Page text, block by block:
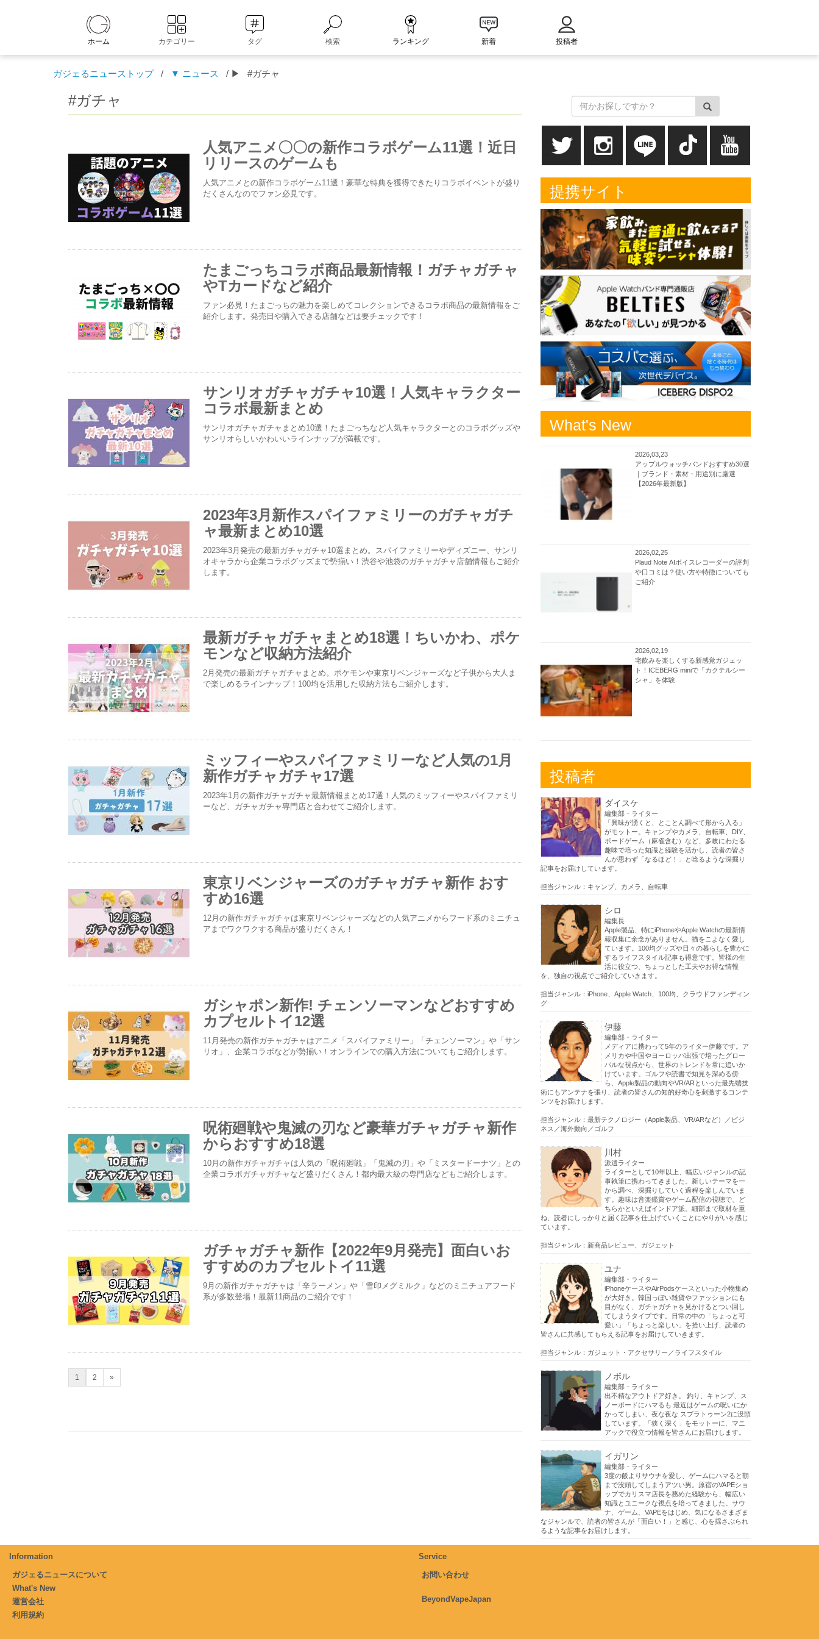
ホーム カテゴリー タグ 検索 ランキング 新着 投稿者
ガジェるニューストップ / ▼ ニュース / ▶ #ガチャ
#ガチャ
人気アニメ〇〇の新作コラボゲーム11選！近日
リリースのゲームも
人気アニメとの新作コラボゲーム11選！豪華な特典を獲得できたりコラボイベントが盛り
だくさんなのでファン必見です。
たまごっちコラボ商品最新情報！ガチャガチャ
やTカードなど紹介
ファン必見！たまごっちの魅力を楽しめてコレクションできるコラボ商品の最新情報をご
紹介します。発売日や購入できる店舗などは要チェックです！
サンリオガチャガチャ10選！人気キャラクター
コラボ最新まとめ
サンリオガチャガチャまとめ10選！たまごっちなど人気キャラクターとのコラボグッズや
サンリオらしいかわいいラインナップが満載です。
2023年3月新作スパイファミリーのガチャガチ
ャ最新まとめ10選
2023年3月発売の最新ガチャガチャ10選まとめ。スパイファミリーやディズニー、サンリ
オキャラから企業コラボグッズまで勢揃い！渋谷や池袋のガチャガチャ店舗情報もご紹介
します。
最新ガチャガチャまとめ18選！ちいかわ、ポケ
モンなど収納方法紹介
2月発売の最新ガチャガチャまとめ。ポケモンや東京リベンジャーズなど子供から大人ま
で楽しめるラインナップ！100均を活用した収納方法もご紹介します。
ミッフィーやスパイファミリーなど人気の1月
新作ガチャガチャ17選
2023年1月の新作ガチャガチャ最新情報まとめ17選！人気のミッフィーやスパイファミリ
ーなど、ガチャガチャ専門店と合わせてご紹介します。
東京リベンジャーズのガチャガチャ新作 おす
すめ16選
12月の新作ガチャガチャは東京リベンジャーズなどの人気アニメからフード系のミニチュ
アまでワクワクする商品が盛りだくさん！
ガシャポン新作! チェンソーマンなどおすすめ
カプセルトイ12選
11月発売の新作ガチャガチャはアニメ「スパイファミリー」「チェンソーマン」や「サン
リオ」、企業コラボなどが勢揃い！オンラインでの購入方法についてもご紹介します。
呪術廻戦や鬼滅の刃など豪華ガチャガチャ新作
からおすすめ18選
10月の新作ガチャガチャは人気の「呪術廻戦」「鬼滅の刃」や「ミスタードーナツ」との
企業コラボガチャガチャなど盛りだくさん！都内最大級の専門店などもご紹介します。
ガチャガチャ新作【2022年9月発売】面白いお
すすめのカプセルトイ11選
9月の新作ガチャガチャは「辛ラーメン」や「雪印メグミルク」などのミニチュアフード
系が多数登場！最新11商品のご紹介です！
1 2 »
提携サイト
What's New
2026,03,23
アップルウォッチバンドおすすめ30選
｜ブランド・素材・用途別に厳選
【2026年最新版】
2026,02,25
Plaud Note AIボイスレコーダーの評判
や口コミは？使い方や特徴についても
ご紹介
2026,02,19
宅飲みを楽しくする新感覚ガジェッ
ト！ICEBERG miniで「カクテルシー
シャ」を体験
投稿者
ダイスケ
編集部・ライター
「興味が湧くと、とことん調べて形から入る」
がモットー。キャンプやカメラ、自転車、DIY、
ボードゲーム（麻雀含む）など、多岐にわたる
趣味で培った知識と経験を活かし、読者の皆さ
んが思わず「なるほど！」と唸るような深掘り
記事をお届けしています。
担当ジャンル：キャンプ、カメラ、自転車
シロ
編集長
Apple製品、特にiPhoneやApple Watchの最新情
報収集に余念がありません。猫をこよなく愛し
ています。100均グッズや日々の暮らしを豊かに
するライフスタイル記事も得意です。皆様の生
活に役立つ、ちょっとした工夫やお得な情報
を、独自の視点でご紹介していきます。
担当ジャンル：iPhone、Apple Watch、100均、クラウドファンディン
グ
伊藤
編集部・ライター
メディアに携わって5年のライター伊藤です。ア
メリカや中国やヨーロッパ出張で培ったグロー
バルな視点から、世界のトレンドを常に追いか
けています。ゴルフや読書で知見を深める傍
ら、Apple製品の動向やVR/ARといった最先端技
術にもアンテナを張り、読者の皆さんの知的好奇心を刺激するコンテ
ンツをお届けします。
担当ジャンル：最新テクノロジー（Apple製品、VR/ARなど）／ビジ
ネス／海外動向／ゴルフ
川村
派遣ライター
ライターとして10年以上、幅広いジャンルの記
事執筆に携わってきました。新しいテーマを一
から調べ、深掘りしていく過程を楽しんでいま
す。趣味は音楽鑑賞やゲーム配信の視聴で、ど
ちらかといえばインドア派。細部まで取材を重
ね、読者にしっかりと届く記事を仕上げていくことにやりがいを感じ
ています。
担当ジャンル：新商品レビュー、ガジェット
ユナ
編集部・ライター
iPhoneケースやAirPodsケースといった小物集め
が大好き。韓国っぽい雑貨やファッションにも
目がなく、ガチャガチャを見かけるとつい回し
てしまうタイプです。日常の中の「ちょっと可
愛い」「ちょっと楽しい」を拾い上げ、読者の
皆さんに共感してもらえる記事をお届けしていきます。
担当ジャンル：ガジェット・アクセサリー／ライフスタイル
ノボル
編集部・ライター
出不精なアウトドア好き。 釣り、キャンプ、ス
ノーボードにハマるも 最近はゲームの呪いにか
かってしまい、夜な夜な スプラトゥーン2に没頭
しています。「狭く深く」をモットーに、マニ
アックで役立つ情報を皆さんにお届けします。
イガリン
編集部・ライター
3度の飯よりサウナを愛し、ゲームにハマると朝
まで没頭してしまうアツい男。原宿のVAPEショ
ップでカリスマ店長を務めた経験から、幅広い
知識とユニークな視点を培ってきました。サウ
ナ、ゲーム、VAPEをはじめ、気になるさまざま
なジャンルで、読者の皆さんが「面白い！」と感じ、心を揺さぶられ
るような記事をお届けします。
Information
ガジェるニュースについて
What's New
運営会社
利用規約
Service
お問い合わせ
BeyondVapeJapan